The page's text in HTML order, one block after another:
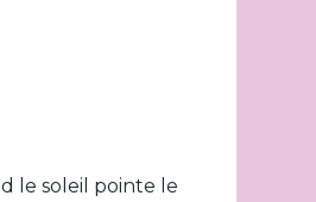
le soleil pointe le